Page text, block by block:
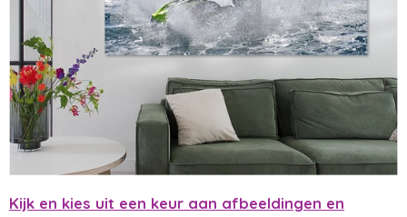
Kijk en kies uit een keur aan afbeeldingen en